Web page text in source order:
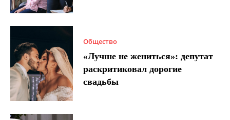
Общество
«Лучше не жениться»: депутат
раскритиковал дорогие
свадьбы